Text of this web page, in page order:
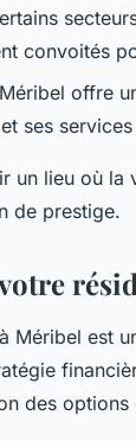
convoités
offre
ses
un lieu où la
de prestige.
Méribel est
des